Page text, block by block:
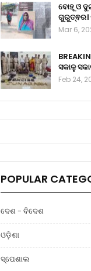
ବୋହୂ ଓ
ଗୁରୁତ୍ଵର।
Mar 6,
ସକାଳୁ
Feb 24,
POPULAR
ଦେଶ - ବିଦେଶ
ଓଡ଼ିଶା
ସ୍ପେଶାଲ